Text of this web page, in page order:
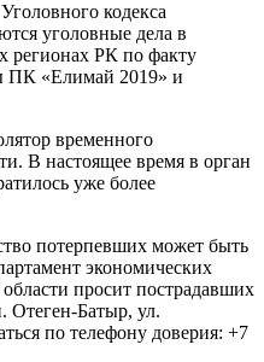
кодекса
уголовные дела в
регионах РК по факту
ПК «Елимай 2019» и
временного
В настоящее время в орган
уже более
потерпевших может быть
экономических
просит пострадавших
Отеген-Батыр, ул.
по телефону доверия: +7